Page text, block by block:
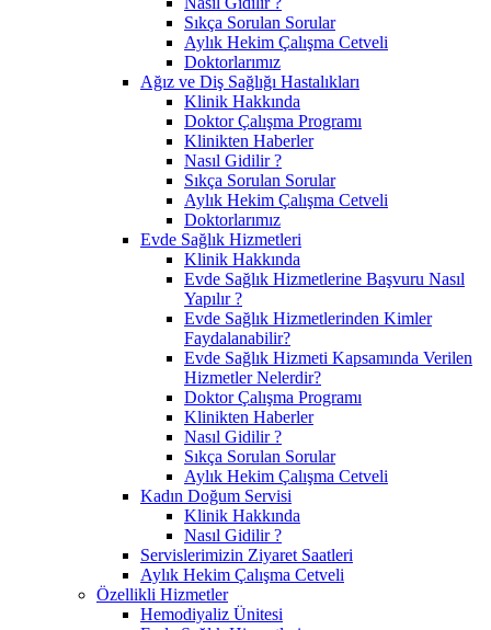
Sıkça Sorulan Sorular
Aylık Hekim Çalışma Cetveli
Doktorlarımız
Ağız ve Diş Sağlığı Hastalıkları
Klinik Hakkında
Doktor Çalışma Programı
Klinikten Haberler
Nasıl Gidilir ?
Sıkça Sorulan Sorular
Aylık Hekim Çalışma Cetveli
Doktorlarımız
Evde Sağlık Hizmetleri
Klinik Hakkında
Evde Sağlık Hizmetlerine Başvuru Nasıl
Yapılır ?
Evde Sağlık Hizmetlerinden Kimler
Faydalanabilir?
Evde Sağlık Hizmeti Kapsamında Verilen
Hizmetler Nelerdir?
Doktor Çalışma Programı
Klinikten Haberler
Nasıl Gidilir ?
Sıkça Sorulan Sorular
Aylık Hekim Çalışma Cetveli
Kadın Doğum Servisi
Klinik Hakkında
Nasıl Gidilir ?
Servislerimizin Ziyaret Saatleri
Aylık Hekim Çalışma Cetveli
Özellikli Hizmetler
Hemodiyaliz Ünitesi